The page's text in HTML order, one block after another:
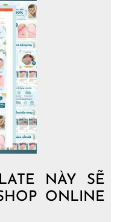
NÀY SẼ
ONLINE